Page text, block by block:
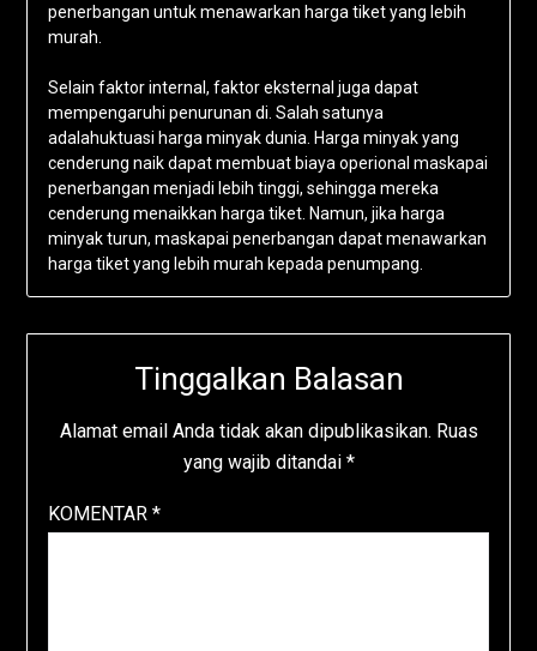
penerbangan untuk menawarkan harga tiket yang lebih
murah.
Selain faktor internal, faktor eksternal juga dapat
mempengaruhi penurunan di. Salah satunya
adalahuktuasi harga minyak dunia. Harga minyak yang
cenderung naik dapat membuat biaya operional maskapai
penerbangan menjadi lebih tinggi, sehingga mereka
cenderung menaikkan harga tiket. Namun, jika harga
minyak turun, maskapai penerbangan dapat menawarkan
harga tiket yang lebih murah kepada penumpang.
Tinggalkan Balasan
Alamat email Anda tidak akan dipublikasikan. Ruas
yang wajib ditandai *
KOMENTAR *